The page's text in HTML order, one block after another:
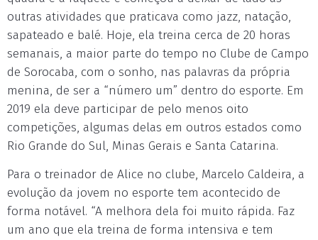
outras atividades que praticava como jazz, natação,
sapateado e balé. Hoje, ela treina cerca de 20 horas
semanais, a maior parte do tempo no Clube de Campo
de Sorocaba, com o sonho, nas palavras da própria
menina, de ser a “número um” dentro do esporte. Em
2019 ela deve participar de pelo menos oito
competições, algumas delas em outros estados como
Rio Grande do Sul, Minas Gerais e Santa Catarina.
Para o treinador de Alice no clube, Marcelo Caldeira, a
evolução da jovem no esporte tem acontecido de
forma notável. “A melhora dela foi muito rápida. Faz
um ano que ela treina de forma intensiva e tem